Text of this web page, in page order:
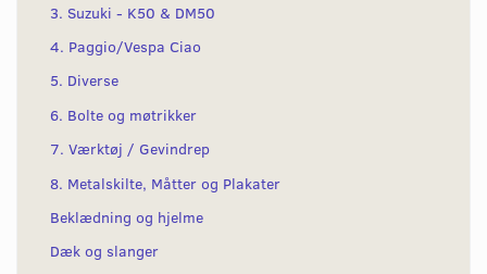
3. Suzuki - K50 & DM50
4. Paggio/Vespa Ciao
5. Diverse
6. Bolte og møtrikker
7. Værktøj / Gevindrep
8. Metalskilte, Måtter og Plakater
Beklædning og hjelme
Dæk og slanger